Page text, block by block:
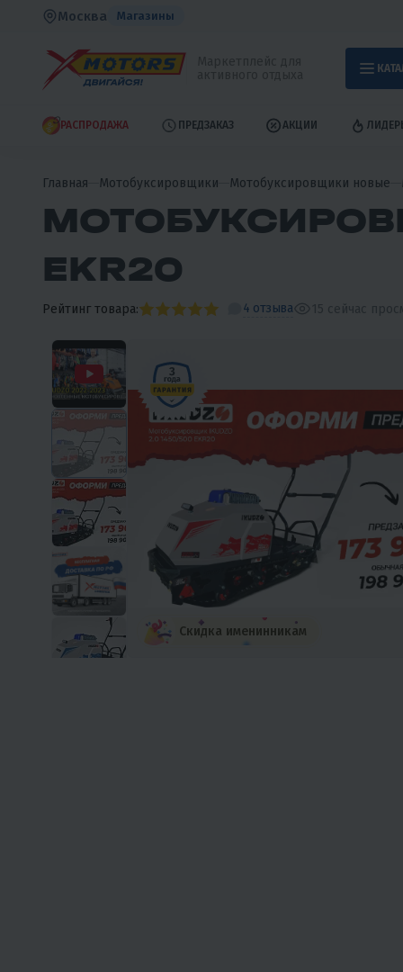
Москва Магазины
РАСПРОДАЖА ПРЕДЗАКАЗ АКЦИИ
Главная Мотобуксировщики Мотобуксировщики новые
EKR20
Рейтинг товара: 4 отзыва 15 сейчас
Скидка именинникам